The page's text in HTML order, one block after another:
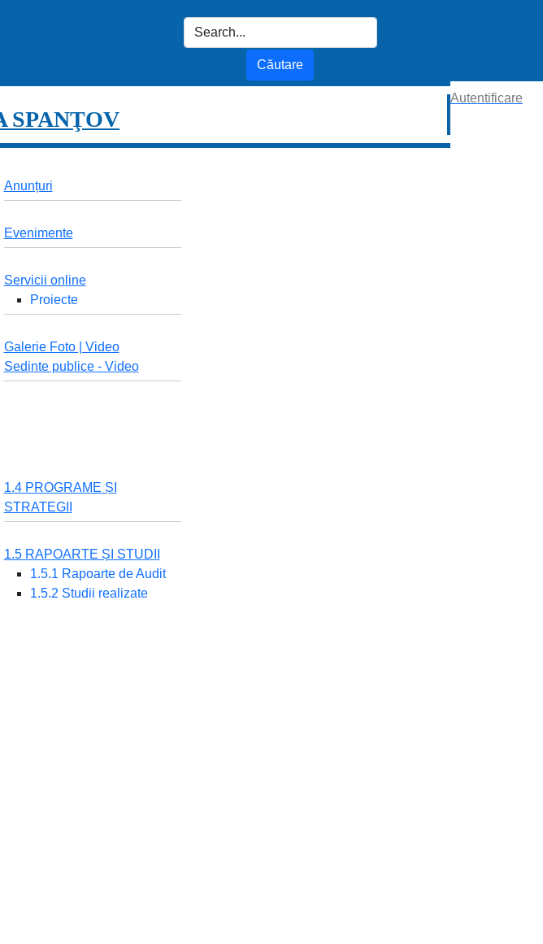
Autentificare
SPANŢOV
Anunțuri
Evenimente
Servicii online
Proiecte
Galerie Foto | Video
Sedinte publice - Video
1.4 PROGRAME ȘI
STRATEGII
1.5 RAPOARTE ȘI STUDII
1.5.1 Rapoarte de Audit
1.5.2 Studii realizate